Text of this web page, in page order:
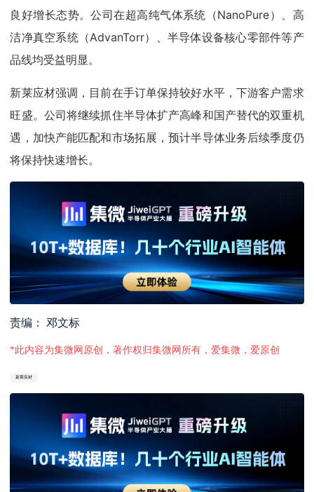
良好增长态势。公司在超高纯气体系统（NanoPure）、高
洁净真空系统（AdvanTorr）、半导体设备核心零部件等产
品线均受益明显。
新莱应材强调，目前在手订单保持较好水平，下游客户需求
旺盛。公司将继续抓住半导体扩产高峰和国产替代的双重机
遇，加快产能匹配和市场拓展，预计半导体业务后续季度仍
将保持快速增长。
责编： 邓文标
*此内容为集微网原创，著作权归集微网所有，爱集微，爱原创
新莱应材